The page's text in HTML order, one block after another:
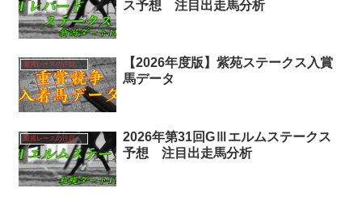
ス予想 注目出走馬分析
重賞レースの注目馬分析
【2026年度版】紫苑ステークス入賞
馬データ
重賞レースの注目馬分析
2026年第31回GⅢエルムステークス
予想 注目出走馬分析